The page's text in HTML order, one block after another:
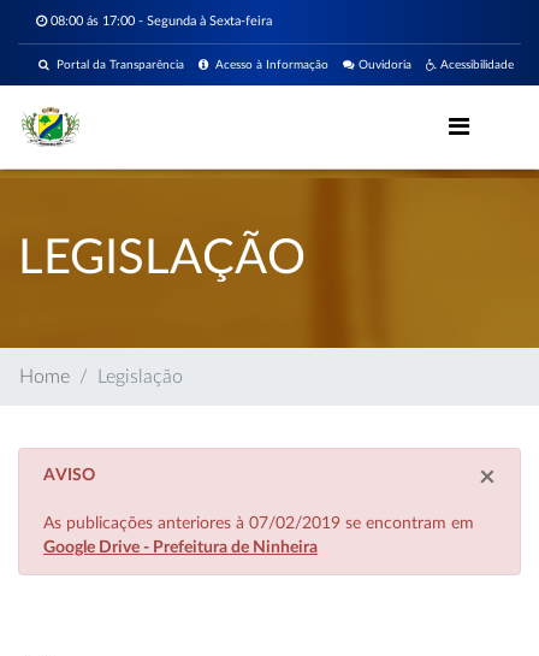
08:00 ás 17:00 - Segunda à Sexta-feira
Acessibilidade
Ouvidoria
Acesso à Informação
Portal da Transparência
LEGISLAÇÃO
Home Legislação
×
AVISO
As publicações anteriores à 07/02/2019 se encontram em
Google Drive - Prefeitura de Ninheira